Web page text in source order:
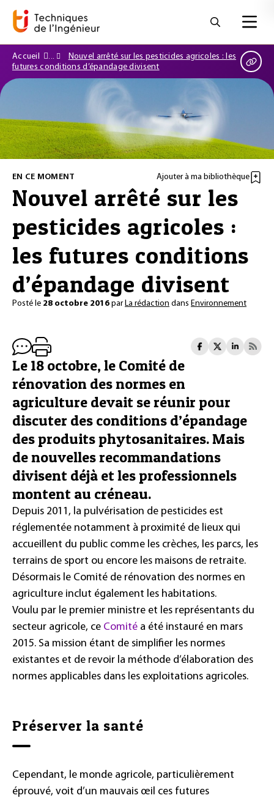
Accueil
Nouvel arrêté sur les pesticides agricoles : les
futures conditions d’épandage divisent
EN CE MOMENT Ajouter à ma bibliothèque
Nouvel arrêté sur les
pesticides agricoles :
les futures conditions
d’épandage divisent
Posté le 28 octobre 2016 par La rédaction dans Environnement
Le 18 octobre, le Comité de
rénovation des normes en
agriculture devait se réunir pour
discuter des conditions d’épandage
des produits phytosanitaires. Mais
de nouvelles recommandations
divisent déjà et les professionnels
montent au créneau.
Depuis 2011, la pulvérisation de pesticides est
réglementée notamment à proximité de lieux qui
accueillent du public comme les crèches, les parcs, les
terrains de sport ou encore les maisons de retraite.
Désormais le Comité de rénovation des normes en
agriculture inclut également les habitations.
Voulu par le premier ministre et les représentants du
secteur agricole, ce Comité a été instauré en mars
2015. Sa mission étant de simplifier les normes
existantes et de revoir la méthode d’élaboration des
normes applicables dans les exploitations agricoles.
Préserver la santé
Cependant, le monde agricole, particulièrement
éprouvé, voit d’un mauvais œil ces futures